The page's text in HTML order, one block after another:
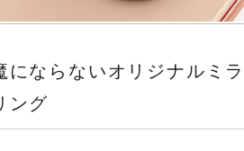
にならないオリジナルミ
ング